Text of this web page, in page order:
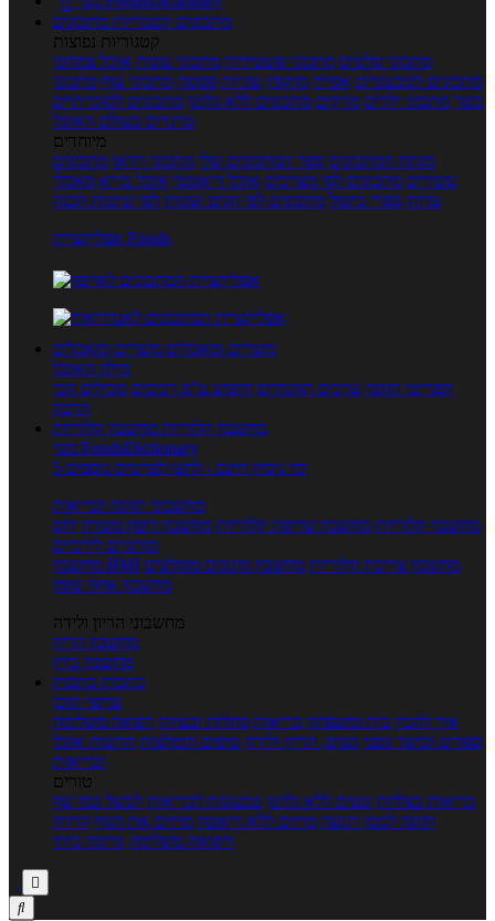
מתכונים קטגוריות מתכונים
קטגוריות נפוצות
מתכוני סלטים מתכוני פשטידות מתכוני עוגות אוכל צמחוני
מתכונים לטבעוניים אפייה מוקפץ עוגיות פסטה מתכוני עוף מתכוני
בשר מתכוני ילדים מרקים מתכונים ללא גלוטן מתכונים לסוכרתיים
טרנדים בעולם האוכל
מיוחדים
מנתח המתכונים ספר המתכונים שלי מתכוני וידאו מתכונים
עשירים מתכונים לפי מצרכים אוכל דיאטטי אוכל בריא מאכלי
עדות ספרי בישול מתכונים לפי חגים ועונות לפי שיטות הכנה
אפליקציית Foods
מוצרים ומאכלים מוצרים ומאכלים
מילון האוכל
תפריטי תזונה ערכים תזונתיים חיפוש ע"פ רכיבים מכילים הכי
הרבה
מחשבון קלוריות מחשבון קלוריות
מנוי FoodsDictionary
5 ימי ניסיון חינם - לחצו לפרטים נוספים
מחשבוני תזונה ובריאות
מחשבון קלוריות מחשבון שריפת קלוריות מחשבון דופק מטרה יחס
מותניים לירכיים
מחשבון BMI
מחשבון צריכת קלוריות מחשבון מינונים מומלצים
מחשבון אחוז שומן
מחשבוני הריון ולידה
מחשבון הריון
מחשבון ביוץ
כתבות כתבות
ערוצי תוכן
איך להכין בית ומשפחה בריאות מחלות ובעיות רפואה משלימה
ספורט וכושר גופני נשים, הריון ולידה טיפים והמלצות חדשות אוכל
ובריאות
טורים
בריאות בצלחת טעים ללא גלוטן טבעונות לבריאות לבשל כמו שף
תזונה לבטן רגועה מרזים ללא דיאטה מזיזים את הגוף הרזיה
ורפואה משלימה גורמה ביתי

